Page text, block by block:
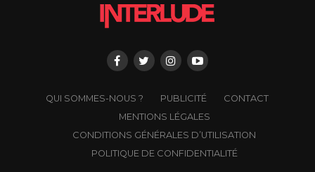
QUI SOMMES-NOUS ? PUBLICITÉ
CONTACT
MENTIONS LÉGALES
CONDITIONS GÉNÉRALES D’UTILISATION
POLITIQUE DE CONFIDENTIALITÉ